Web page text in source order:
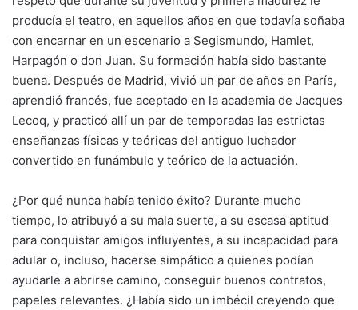
producía el teatro, en aquellos años en que todavía soñaba
con encarnar en un escenario a Segismundo, Hamlet,
Harpagón o don Juan. Su formación había sido bastante
buena. Después de Madrid, vivió un par de años en París,
aprendió francés, fue aceptado en la academia de Jacques
Lecoq, y practicó allí un par de temporadas las estrictas
enseñanzas físicas y teóricas del antiguo luchador
convertido en funámbulo y teórico de la actuación.
¿Por qué nunca había tenido éxito? Durante mucho
tiempo, lo atribuyó a su mala suerte, a su escasa aptitud
para conquistar amigos influyentes, a su incapacidad para
adular o, incluso, hacerse simpático a quienes podían
ayudarle a abrirse camino, conseguir buenos contratos,
papeles relevantes. ¿Había sido un imbécil creyendo que